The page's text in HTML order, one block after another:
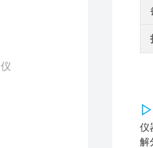
▷
仪
解